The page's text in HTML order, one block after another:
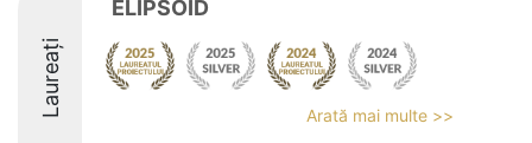
Laureați
ELIPSOID
Arată mai multe >>